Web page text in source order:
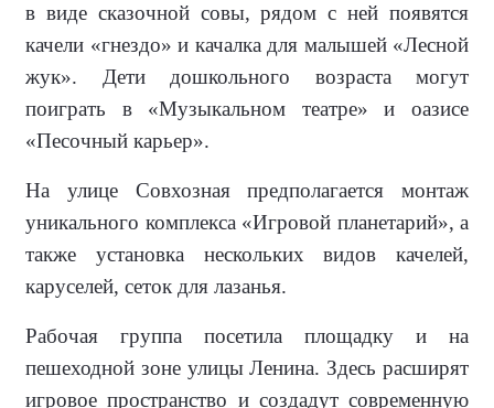
в виде сказочной совы, рядом с ней появятся
качели «гнездо» и качалка для малышей «Лесной
жук». Дети дошкольного возраста могут
поиграть в «Музыкальном театре» и оазисе
«Песочный карьер».
На улице Совхозная предполагается монтаж
уникального комплекса «Игровой планетарий», а
также установка нескольких видов качелей,
каруселей, сеток для лазанья.
Рабочая группа посетила площадку и на
пешеходной зоне улицы Ленина. Здесь расширят
игровое пространство и создадут современную